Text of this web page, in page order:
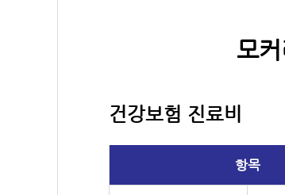
모
건강보험 진료비
항목